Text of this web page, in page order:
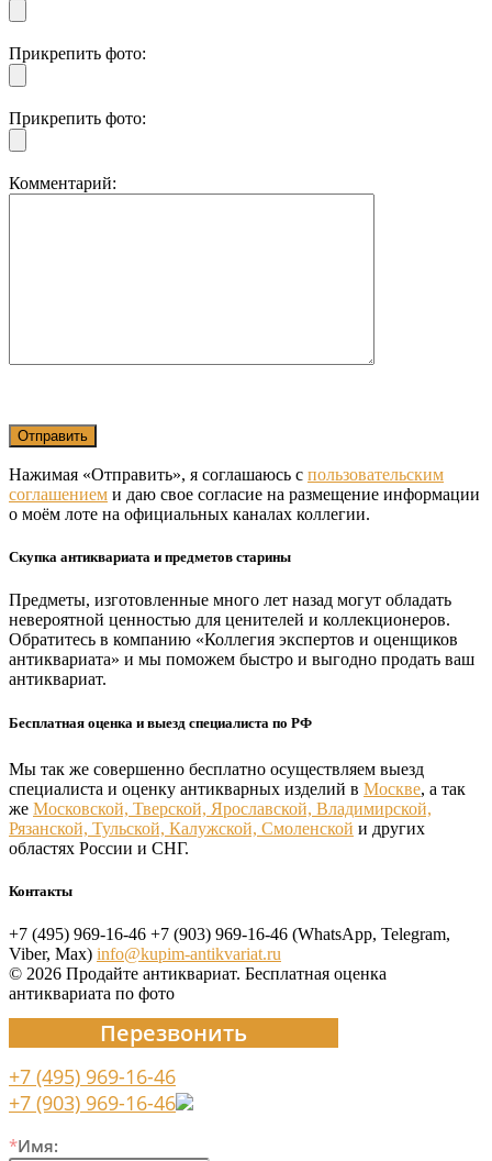
Прикрепить фото:
Прикрепить фото:
Комментарий:
Нажимая «Отправить», я соглашаюсь с пользовательским
соглашением и даю свое согласие на размещение информации
о моём лоте на официальных каналах коллегии.
Скупка антиквариата и предметов старины
Предметы, изготовленные много лет назад могут обладать
невероятной ценностью для ценителей и коллекционеров.
Обратитесь в компанию «Коллегия экспертов и оценщиков
антиквариата» и мы поможем быстро и выгодно продать ваш
антиквариат.
Бесплатная оценка и выезд специалиста по РФ
Мы так же совершенно бесплатно осуществляем выезд
специалиста и оценку антикварных изделий в Москве, а так
же Московской, Тверской, Ярославской, Владимирской,
Рязанской, Тульской, Калужской, Смоленской и других
областях России и СНГ.
Контакты
+7 (495) 969-16-46 +7 (903) 969-16-46 (WhatsApp, Telegram,
Viber, Max) info@kupim-antikvariat.ru
© 2026 Продайте антиквариат. Бесплатная оценка
антиквариата по фото
Перезвонить
+7 (495) 969-16-46
+7 (903) 969-16-46
*Имя: